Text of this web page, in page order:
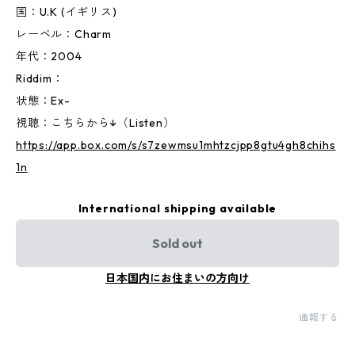
国：U.K (イギリス)
レーベル：Charm
年代：2004
Riddim：
状態：Ex-
視聴：こちらから↓（Listen）
https://app.box.com/s/s7zewmsu1mhtzcjpp8gtu4gh8chihs
1n
International shipping available
Sold out
日本国内にお住まいの方向け
通報する